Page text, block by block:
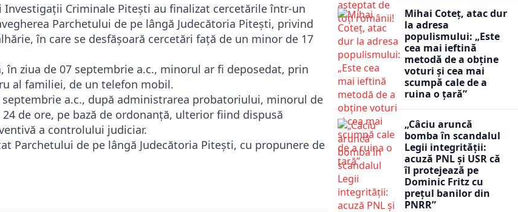
Criminale Pitești au finalizat cercetările într-un
Parchetului de pe lângă Judecătoria Pitești, privind
în care se desfășoară cercetări față de un minor de 17
în ziua de 07 septembrie a.c., minorul ar fi deposedat, prin
al familiei, de un telefon mobil.
septembrie a.c., după administrarea probatoriului, minorul de
de ore, pe bază de ordonanță, ulterior fiind dispusă
a controlului judiciar.
Parchetului de pe lângă Judecătoria Pitești, cu propunere de
Mihai Coteț, atac dur
la adresa
populismului: „Este
cea mai ieftină
metodă de a obține
voturi și cea mai
scumpă cale de a
ruina o țară”
„Câciu aruncă
bomba în scandalul
Legii integrității:
acuză PNL și USR că
îl protejează pe
Dominic Fritz cu
prețul banilor din
PNRR”